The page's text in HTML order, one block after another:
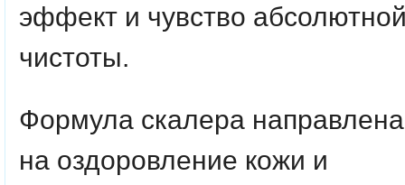
эффект и чувство
чистоты.
Формула скалера направлена
на оздоровление кожи и